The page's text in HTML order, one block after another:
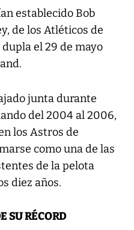
establecido Bob
de los Atléticos de
el 29 de mayo
junta durante
del 2004 al 2006,
los Astros de
como una de las
de la pelota
diez años.
SU RÉCORD